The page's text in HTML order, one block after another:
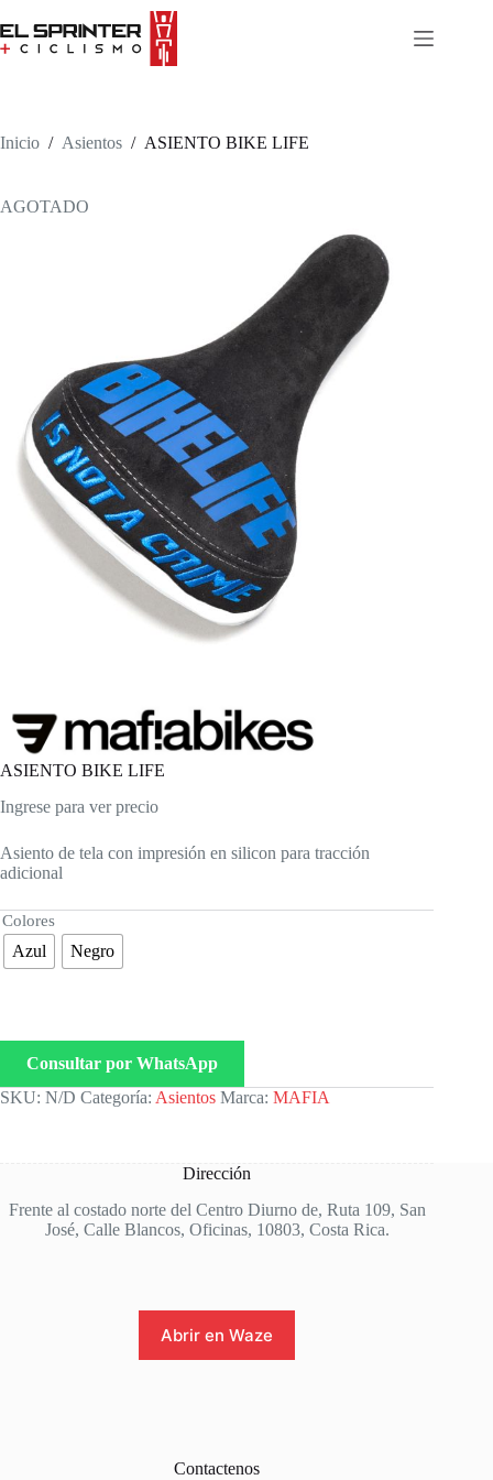
to
content
Inicio / Asientos / ASIENTO BIKE LIFE
AGOTADO
ASIENTO BIKE LIFE
Ingrese para ver precio
Asiento de tela con impresión en silicon para tracción
adicional
Colores
Azul Negro
Consultar por WhatsApp
SKU: N/D Categoría: Asientos Marca: MAFIA
Dirección
Frente al costado norte del Centro Diurno de, Ruta 109, San
José, Calle Blancos, Oficinas, 10803, Costa Rica.
Abrir en Waze
Contactenos